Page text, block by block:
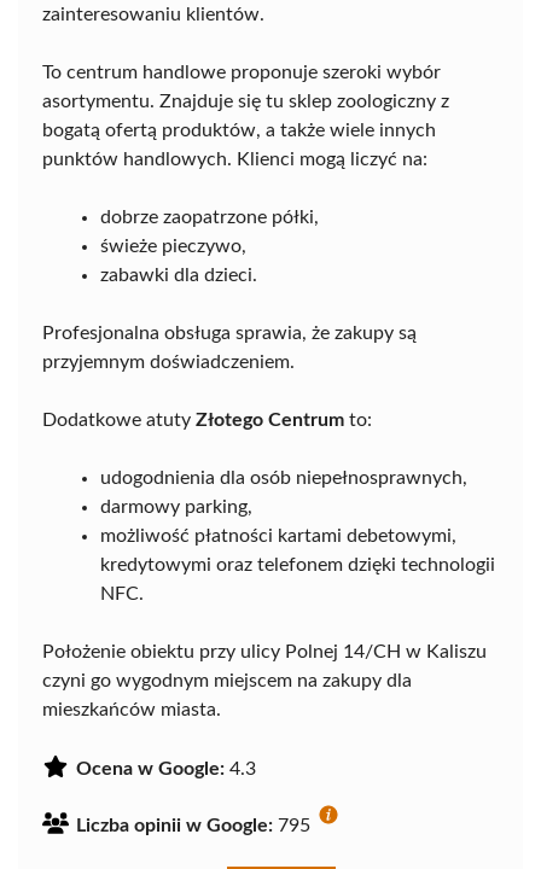
zainteresowaniu klientów.
To centrum handlowe proponuje szeroki wybór
asortymentu. Znajduje się tu sklep zoologiczny z
bogatą ofertą produktów, a także wiele innych
punktów handlowych. Klienci mogą liczyć na:
dobrze zaopatrzone półki,
świeże pieczywo,
zabawki dla dzieci.
Profesjonalna obsługa sprawia, że zakupy są
przyjemnym doświadczeniem.
Dodatkowe atuty Złotego Centrum to:
udogodnienia dla osób niepełnosprawnych,
darmowy parking,
możliwość płatności kartami debetowymi,
kredytowymi oraz telefonem dzięki technologii
NFC.
Położenie obiektu przy ulicy Polnej 14/CH w Kaliszu
czyni go wygodnym miejscem na zakupy dla
mieszkańców miasta.
Ocena w Google: 4.3
Liczba opinii w Google: 795